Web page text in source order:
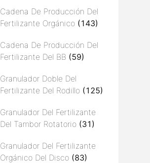
Cadena De Producción Del
Fertilizante Orgánico (143)
Cadena De Producción Del
Fertilizante Del BB (59)
Granulador Doble Del
Fertilizante Del Rodillo (125)
Granulador Del Fertilizante
Del Tambor Rotatorio (31)
Granulador Del Fertilizante
Orgánico Del Disco (83)